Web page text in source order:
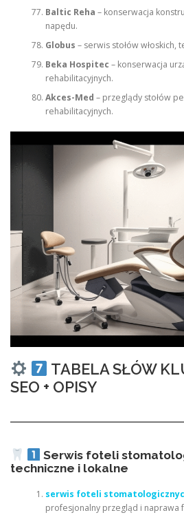
Baltic Reha – konserwacja
napędu.
Globus – serwis stołów włoskich,
Beka Hospitec – konserwacja
rehabilitacyjnych.
Akces-Med – przeglądy stołów
rehabilitacyjnych.
TABELA SŁÓW
SEO + OPISY
Serwis foteli
techniczne i lokalne
serwis foteli
profesjonalny przegląd i naprawa